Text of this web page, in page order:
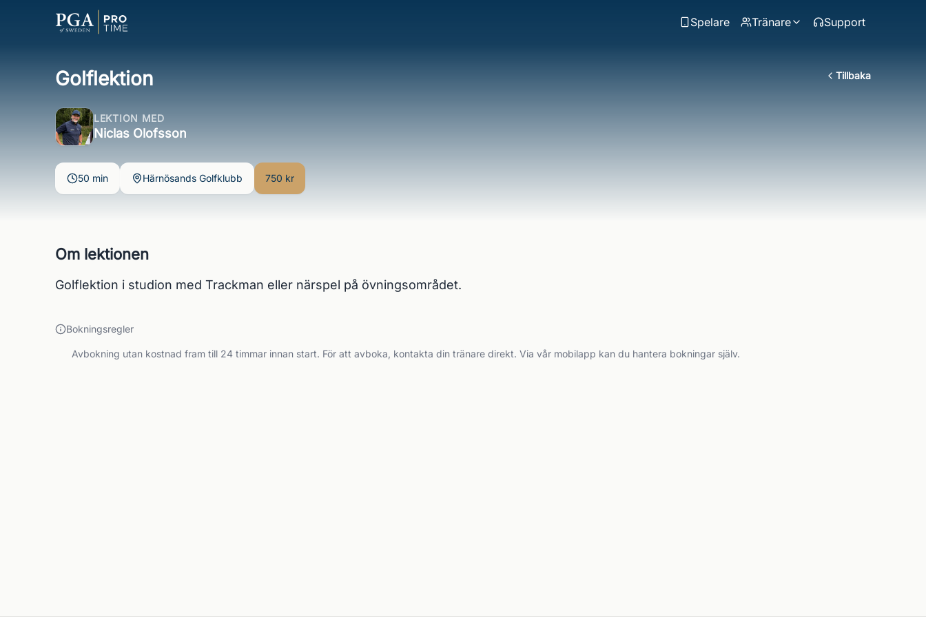
Spelare Tränare Support
Tillbaka
Golflektion
LEKTION MED
Niclas Olofsson
50 min Härnösands Golfklubb 750 kr
Om lektionen
Golflektion i studion med Trackman eller närspel på övningsområdet.
Bokningsregler
Avbokning utan kostnad fram till 24 timmar innan start. För att avboka, kontakta din tränare direkt. Via vår mobilapp kan du hantera bokningar själv.